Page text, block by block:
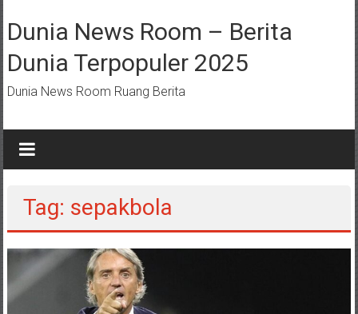
ke
konten
Dunia News Room – Berita
Dunia Terpopuler 2025
Dunia News Room Ruang Berita
Tag: sepakbola